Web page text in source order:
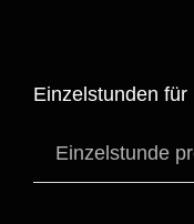
Einzelstunden
Einzelstunde